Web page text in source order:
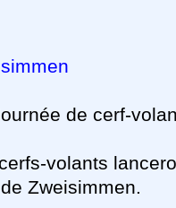
de cerf-
volants
Zweisimmen.